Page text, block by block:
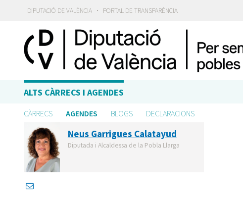
DIPUTACIÓ DE VALÈNCIA · PORTAL DE TRANSPARÈNCIA
ALTS CÀRRECS I AGENDES
CÀRRECS AGENDES BLOGS DECLARACIONS
Neus Garrigues Calatayud
Diputada i Alcaldessa de la Pobla Llarga